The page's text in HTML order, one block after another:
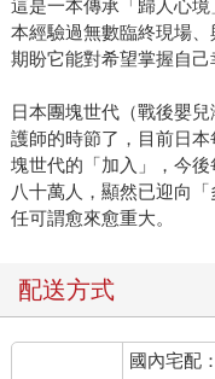
這是一本傳承「歸人心
本經驗過無數臨終現場
期盼它能對希望掌握自
日本團塊世代（戰後嬰
護師的時節了，目前日
塊世代的「加入」，今
八十萬人，顯然已迎向
任可謂愈來愈重大。
配送方式
國內宅配